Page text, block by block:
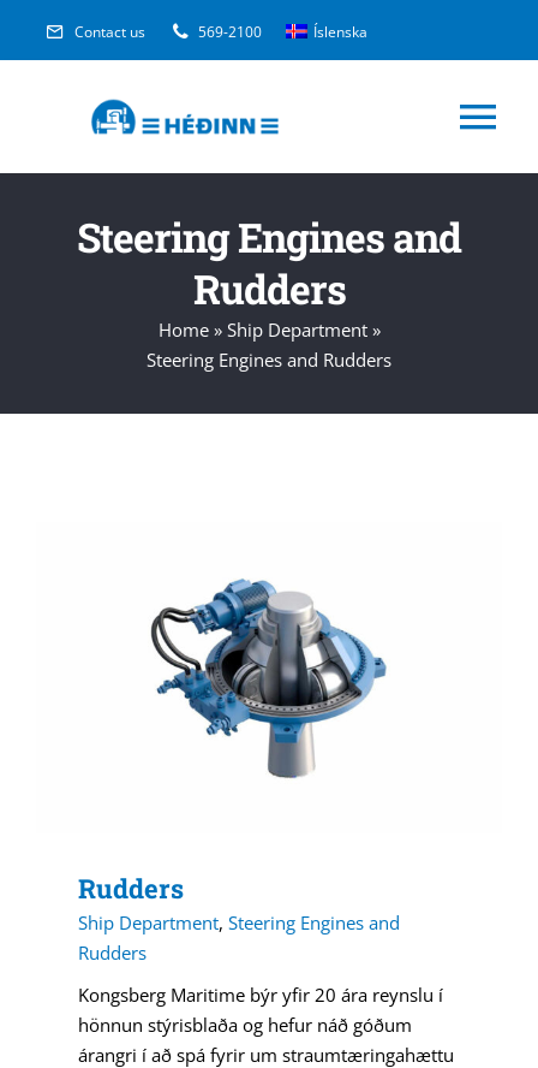
Contact us 569-2100 Íslenska
Technical Service
Steering Engines and
Rudders
Home» Ship Department»
Steering Engines and Rudders
Rudders
Ship Department, Steering Engines and
Rudders
Kongsberg Maritime býr yfir 20 ára reynslu í
hönnun stýrisblaða og hefur náð góðum
árangri í að spá fyrir um straumtæringahættu